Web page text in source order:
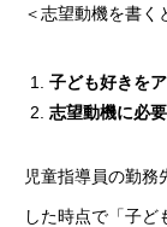
＜志望動機を書く
子ども好きを
志望動機に必
児童指導員の勤務
した時点で「子ど